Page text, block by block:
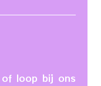
loop bij ons